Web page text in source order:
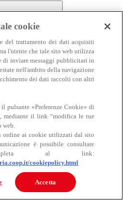
Carne
cookie
del trattamento dei dati acquisiti
l'utente che tale sito web utilizza
inviare messaggi pubblicitari in
nell'ambito della navigazione
dei dati raccolti con altri
pulsante «Preferenze Cookie» di
mediante il link “modifica le tue
web.
ordine ai cookie utilizzati dal sito
è possibile consultare
al link:
cookiepolicy.html
Accetta